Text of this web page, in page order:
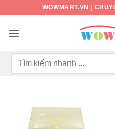
nội
WOWMART.VN |
Tìm